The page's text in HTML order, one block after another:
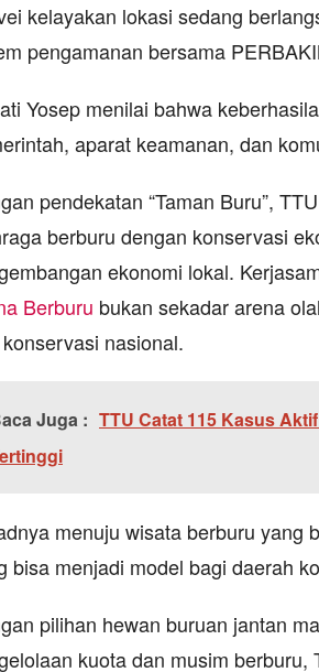
kelayakan lokasi sedang
pengamanan bersama
Yosep menilai bahwa
aparat keamanan, dan
pendekatan “Taman Buru”,
berburu dengan konservasi
ekonomi lokal.
Berburu bukan sekadar arena
nasional.
Juga : TTU Catat 115 Kasus
menuju wisata berburu yang
bisa menjadi model bagi daerah
pilihan hewan buruan jantan
kuota dan musim